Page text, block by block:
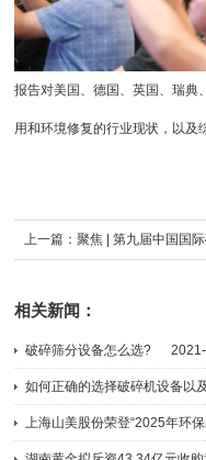
报告对美国、德国、英国、瑞典
用和环境修复的行业现状，以及
上一篇： 聚焦 | 第九届中国国
观交流
相关新闻：
破碎筛分设备怎么选?
2013-